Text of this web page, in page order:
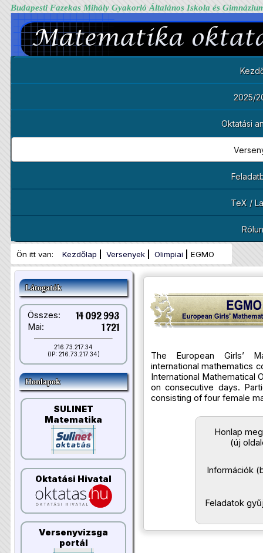
Budapesti Fazekas Mihály Gyakorló Általános Iskola és
2025/
Oktatási
TeX /
Ön itt van: Kezdőlap Versenyek Olimpiai EGMO
Látogatók
Összes: 14 092 993
Mai: 1 721
216.73.217.34
(IP: 216.73.217.34)
Honlapok
SULINET
Matematika
Oktatási Hivatal
Versenyvizsga
portál
The European Girls’
international mathematics
International Mathematical
on consecutive days.
consisting of four female
Honlap
(új
Információk
Feladatok